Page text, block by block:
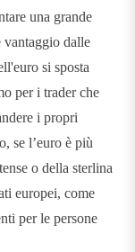
una grande
vantaggio dalle
si sposta
per i trader che
i propri
se l’euro è più
o della sterlina
europei, come
per le persone